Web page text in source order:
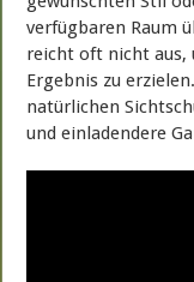
verfügbaren Raum
reicht oft nicht aus,
Ergebnis zu
natürlichen
und einladendere